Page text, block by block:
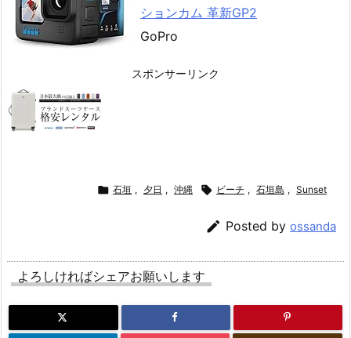
ションカム 革新GP2
GoPro
スポンサーリンク
 石垣 , 夕日 , 沖縄  ビーチ , 石垣島 , Sunset
 Posted by ossanda
よろしければシェアお願いします